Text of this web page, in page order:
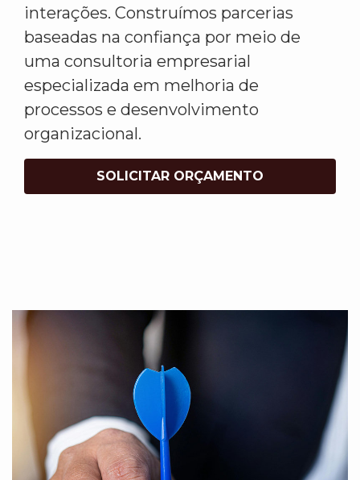
interações. Construímos parcerias
baseadas na confiança por meio de
uma consultoria empresarial
especializada em melhoria de
processos e desenvolvimento
organizacional.
SOLICITAR ORÇAMENTO